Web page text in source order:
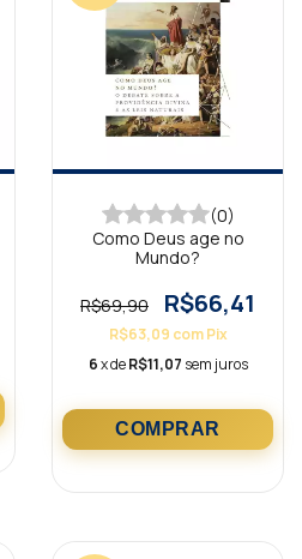
(0)
Como Deus age no
Mundo?
R$69,90 R$66,41
R$63,09 com Pix
6x deR$11,07 sem juros